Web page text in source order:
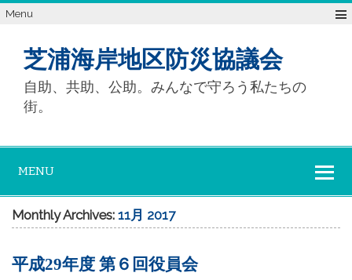
Menu
芝浦海岸地区防災協議会
自助、共助、公助。みんなで守ろう私たちの
街。
MENU
Monthly Archives:11月 2017
平成29年度 第６回役員会